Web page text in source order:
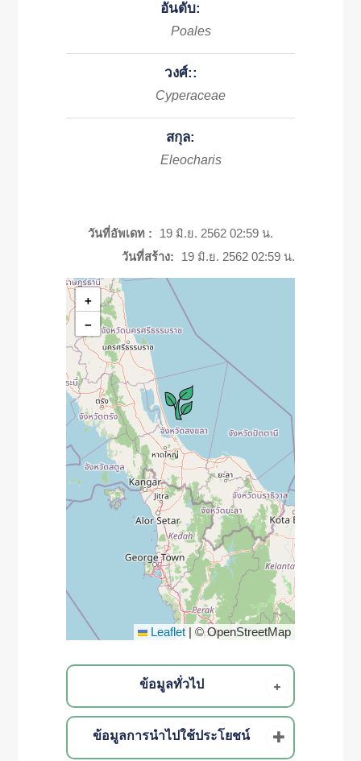
อันดับ:
Poales
วงศ์::
Cyperaceae
สกุล:
Eleocharis
วันที่อัพเดท :
19 มิ.ย. 2562 02:59 น.
วันที่สร้าง:
19 มิ.ย. 2562 02:59 น.
+
−
Leaflet © OpenStreetMap
ข้อมูลทั่วไป
ข้อมูลการนำไปใช้ประโยชน์